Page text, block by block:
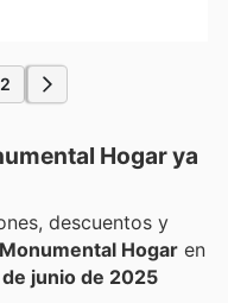
2
Hogarya
descuentos y
Monumental Hogar en
de junio de 2025